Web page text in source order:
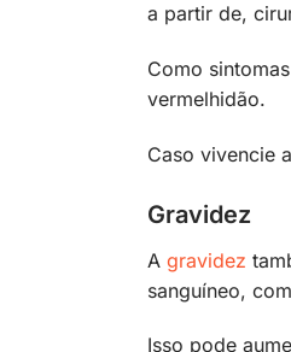
a partir de,
Como
vermelhidão.
Caso vivencie
Gravidez
A gravidez
sanguíneo,
Isso pode